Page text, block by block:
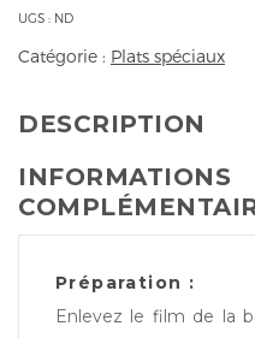
veau
sauce
champignons
de
Martinique
UGS : ND
Catégorie : Plats spéciaux
DESCRIPTION
INFORMATIONS
Préparation :
Enlevez le film de la